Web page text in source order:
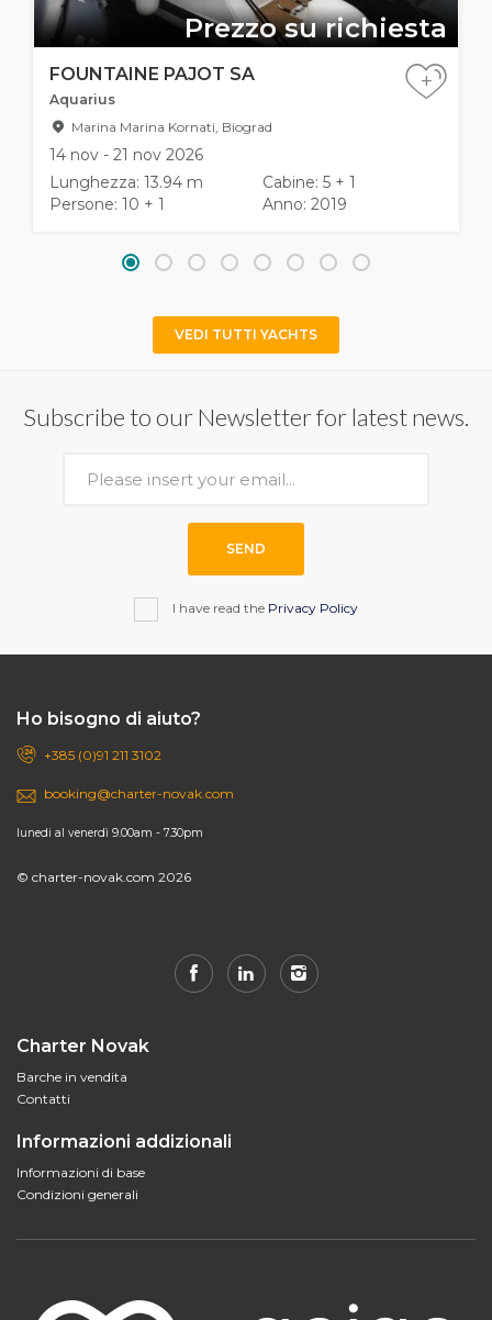
Prezzo su richiesta
FOUNTAINE PAJOT SA
Aquarius
Marina Marina Kornati, Biograd
14 nov - 21 nov 2026
Lunghezza: 13.94 m
Cabine: 5 + 1
Persone: 10 + 1
Anno: 2019
+
VEDI TUTTI YACHTS
Subscribe to our Newsletter for latest news.
SEND
I have read the Privacy Policy
Ho bisogno di aiuto?
+385 (0)91 211 3102
booking@charter-novak.com
lunedi al venerdì 9.00am - 7.30pm
© charter-novak.com 2026
Charter Novak
Barche in vendita
Contatti
Informazioni addizionali
Informazioni di base
Condizioni generali